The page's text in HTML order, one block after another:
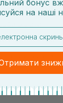
доставка від
косметика
та лояльності
топ товари
від косметологів
бонус
на наші